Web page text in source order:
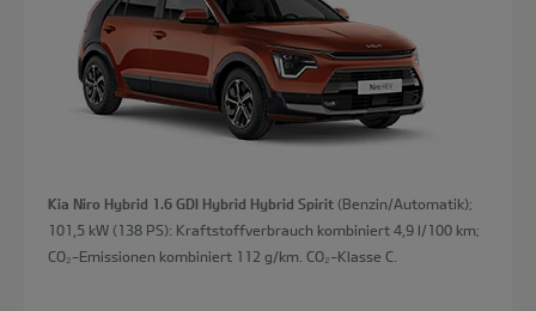
Kia Niro Hybrid 1.6 GDI Hybrid Hybrid Spirit (Benzin/Automatik);
101,5 kW (138 PS): Kraftstoffverbrauch kombiniert 4,9 l/100 km;
CO₂-Emissionen kombiniert 112 g/km. CO₂-Klasse C.